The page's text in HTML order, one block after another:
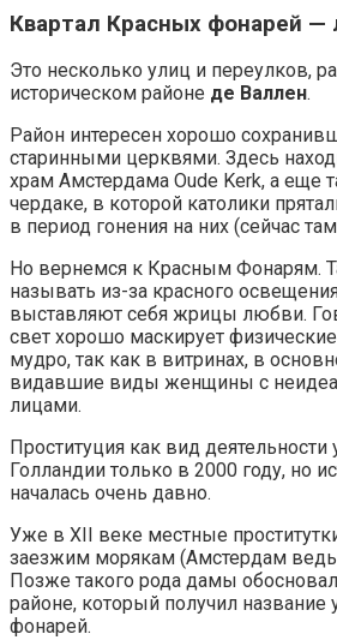
Квартал Красных фонарей —
Это несколько улиц и переулков,
историческом районе де Валлен.
Район интересен хорошо
старинными церквями. Здесь
храм Амстердама Oude Kerk, а еще
чердаке, в которой католики
в период гонения на них (сейчас
Но вернемся к Красным Фонарям.
называть из-за красного
выставляют себя жрицы любви.
свет хорошо маскирует
мудро, так как в витринах, в
видавшие виды женщины с
лицами.
Проституция как вид деятельности
Голландии только в 2000 году, но
началась очень давно.
Уже в XII веке местные
заезжим морякам (Амстердам ведь
Позже такого рода дамы
районе, который получил
фонарей.